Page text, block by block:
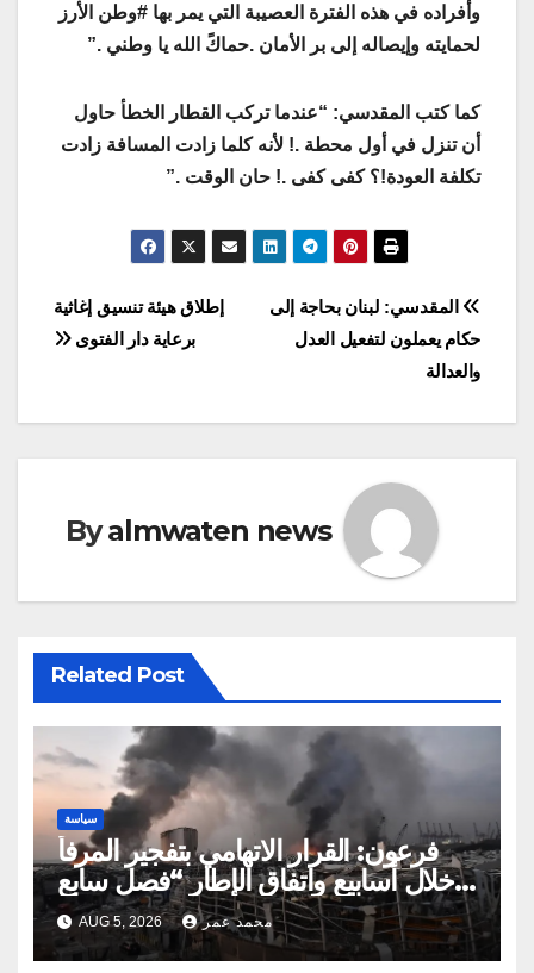
وأفراده في هذه الفترة العصيبة التي يمر بها ‎#وطن الأرز
لحمايته وإيصاله إلى بر الأمان .حماكً الله يا وطني .”
كما كتب المقدسي: “عندما تركب القطار الخطأ حاول
أن تنزل في أول محطة .! لأنه كلما زادت المسافة زادت
تكلفة العودة!؟ كفى كفى .! حان الوقت .”
Post
navigation
إطلاق هيئة تنسيق إغاثية
برعاية دار الفتوى
المقدسي: لبنان بحاجة إلى
حكام يعملون لتفعيل العدل
والعدالة
Byalmwaten news
Related Post
سياسة
فرعون: القرار الاتهامي بتفجير المرفأ
خلال أسابيع واتفاق الإطار “فصل سابع
ونصف”
AUG 5, 2026 محمد عمر